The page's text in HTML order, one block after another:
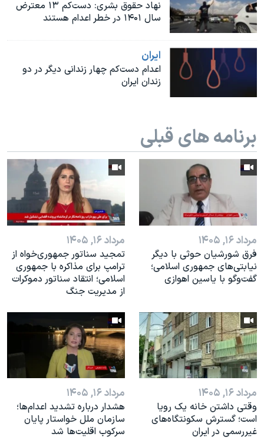
نرگس محمدی برنده جایزه نوبل صلح
صفحه‌های ویژه
سفر پرزیدنت ترامپ به چین
نهاد حقوق بشری: دست‌کم ۱۳ معترض
سال ۱۴۰۱ در خطر اعدام هستند
ايران
اعدام دست‌کم چهار زندانی دیگر در دو
زندان ایران
برنامه های قبلی
مرداد ۱۶, ۱۴۰۵
فرق شورشیان حوثی با دیگر
نیابتی‌های جمهوری اسلامی؛
گفت‌وگو با یاسین اهوازی
مرداد ۱۶, ۱۴۰۵
تمجید سناتور جمهوری‌خواه از
ترامپ برای مذاکره با جمهوری
اسلامی؛ انتقاد سناتور دموکرات
از مدیریت جنگ
مرداد ۱۶, ۱۴۰۵
وقتی داشتن خانه یک رویا
است؛ گسترش سکونتگاه‌های
غیررسمی در ایران
مرداد ۱۶, ۱۴۰۵
هشدار درباره تشدید اعدام‌ها؛
سازمان ملل خواستار پایان
سرکوب اقلیت‌ها شد